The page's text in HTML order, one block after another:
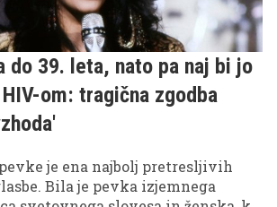
do 39. leta, nato pa naj bi jo
om: tragična zgodba
je ena najbolj pretresljivih
Bila je pevka izjemnega